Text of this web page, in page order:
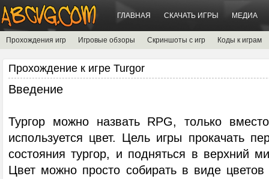
ГЛАВНАЯ СКАЧАТЬ ИГРЫ МЕДИА
Прохождения игр Игровые обзоры Скриншоты с игр Коды к играм
Прохождение к игре Turgor
Введение
Тургор можно назвать RPG, только
используется цвет. Цель игры прокачать
состояния тургор, и подняться в верхний
Цвет можно просто собирать в виде